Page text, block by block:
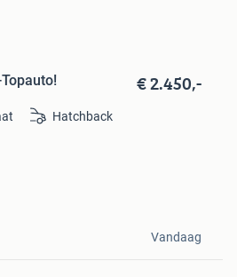
€ 2.450,-
Hatchback
Vandaag